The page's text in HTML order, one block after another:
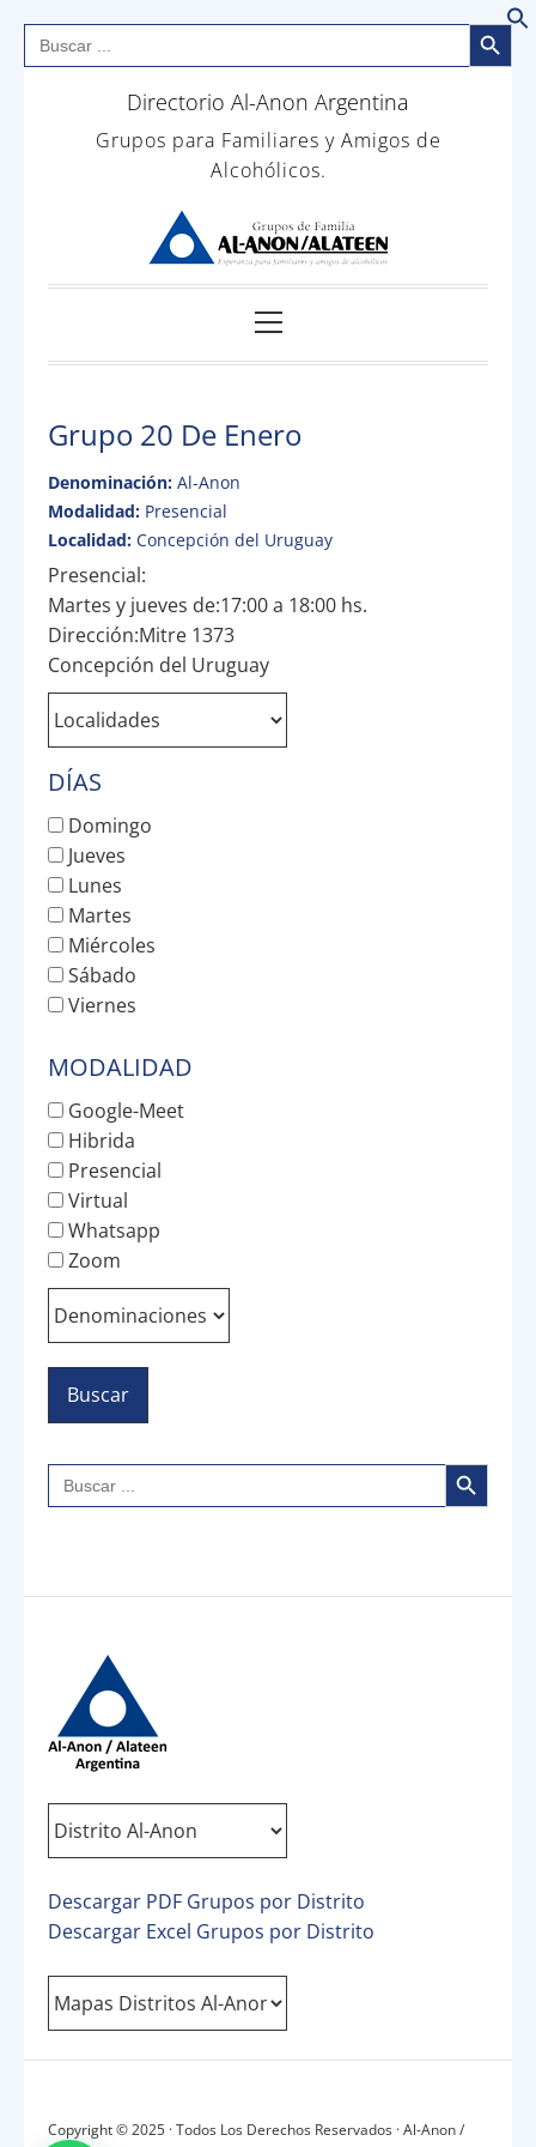
Buscar: Botón de
contenido
Directorio Al-Anon Argentina
Grupos para Familiares y Amigos de
Alcohólicos.
principal
Grupo 20 De Enero
Denominación: Al-Anon
Modalidad: Presencial
Localidad: Concepción del Uruguay
Presencial:
Martes y jueves de:17:00 a 18:00 hs.
Dirección:Mitre 1373
Concepción del Uruguay
DÍAS
Domingo
Jueves
Lunes
Martes
Miércoles
Sábado
Viernes
MODALIDAD
Google-Meet
Hibrida
Presencial
Virtual
Whatsapp
Zoom
Buscar: Botón de búsqueda
Descargar PDF Grupos por Distrito
Descargar Excel Grupos por Distrito
Copyright © 2025 · Todos Los Derechos Reservados · Al-Anon /